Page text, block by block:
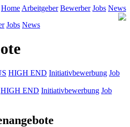
Home Arbeitgeber Bewerber Jobs News
Jobs News
HIGH END Initiativbewerbung Job
HIGH END Initiativbewerbung Job